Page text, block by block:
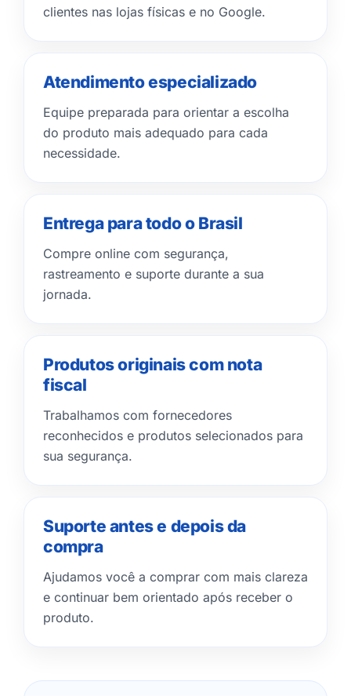
clientes nas lojas físicas e no Google.
Atendimento especializado
Equipe preparada para orientar a escolha
do produto mais adequado para cada
necessidade.
Entrega para todo o Brasil
Compre online com segurança,
rastreamento e suporte durante a sua
jornada.
Produtos originais com nota
fiscal
Trabalhamos com fornecedores
reconhecidos e produtos selecionados para
sua segurança.
Suporte antes e depois da
compra
Ajudamos você a comprar com mais clareza
e continuar bem orientado após receber o
produto.